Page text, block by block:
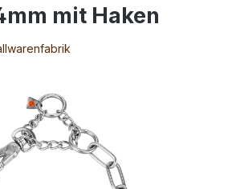
mit Haken